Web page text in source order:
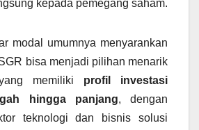
kepada pemegang saham.
modal umumnya menyarankan
bisa menjadi pilihan menarik
memiliki profil investasi
hingga panjang, dengan
teknologi dan bisnis solusi